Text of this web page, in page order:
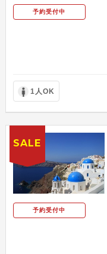
予約受付中
1人OK
予約受付中
SALE